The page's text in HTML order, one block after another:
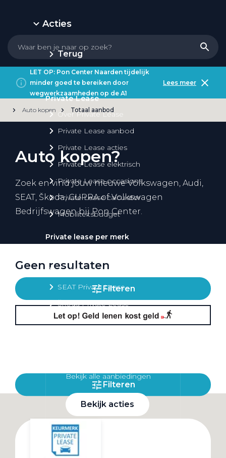
Acties
Terug
Private Lease
Over Private Lease
Private Lease aanbod
Private Lease acties
Private Lease elektrisch
Private Lease occasions
Private Lease calculator
Mobiliteitsbudget
Private lease per merk
Audi Private Lease
SEAT Private Lease
Škoda Private Lease
Bekijk alle aanbiedingen
Bekijk acties
LET OP: Pon Center Naarden tijdelijk
minder goed te bereiken door
wegwerkzaamheden op de A1
Lees meer
Auto kopen Totaal aanbod
Auto kopen?
Zoek en vind jouw nieuwe Volkswagen, Audi,
SEAT, Škoda, CUPRA of Volkswagen
Bedrijfswagen bij Pon Center.
Geen resultaten
Filteren
Filteren